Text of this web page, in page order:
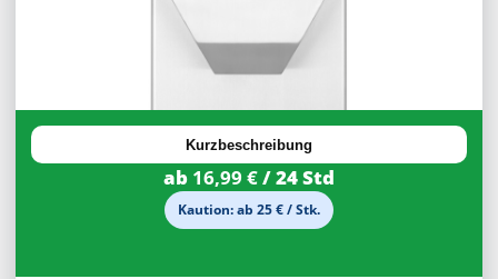
30%
Rabatt Kurzbeschreibung
ab 16,99 €/ 24 Std
Kaution: ab 25 € / Stk.